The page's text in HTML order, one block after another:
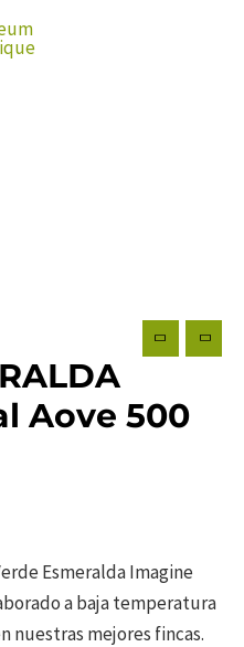
Aove 500
Esmeralda Imagine
a baja temperatura
nuestras mejores fincas.